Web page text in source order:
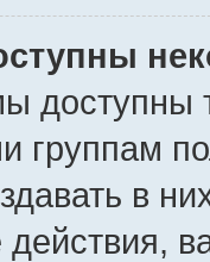
доступны
группам
в